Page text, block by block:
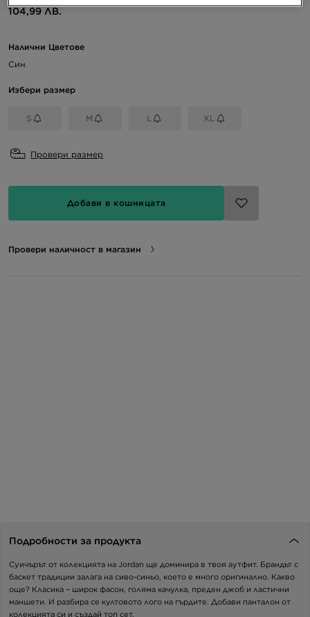
104,99 ЛВ.
Налични Цветове
Син
Избери размер
S M L XL
Провери размер
Добави в кошницата
Провери наличност в магазин
Подробности за продукта
Суичърът от колекцията на Jordan ще доминира в твоя аутфит. Брандът с
баскет традиции залага на сиво-синьо, което е много оригинално. Какво
още? Класика – широк фасон, голяма качулка, преден джоб и ластични
маншети. И разбира се култовото лого на гърдите. Добави панталон от
колекцията си и създай топ сет.